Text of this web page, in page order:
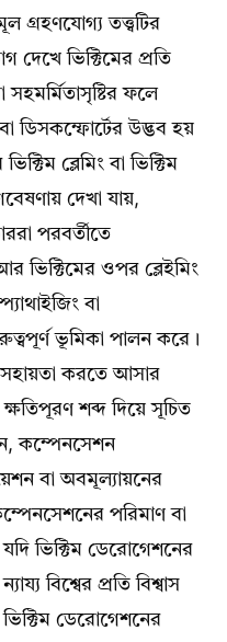
গ্রহণযোগ্য তত্ত্বটির
দেখে ভিক্টিমের প্রতি
সহমর্মিতাসৃষ্টির ফলে
ডিসকম্ফোর্টের উদ্ভব হয়
ব্লেমিং বা ভিক্টিম
দেখা যায়,
পরবর্তীতে
ভিক্টিমের ওপর ব্লেইমিং
বা
ভূমিকা পালন করে।
করতে আসার
শব্দ দিয়ে সূচিত
কম্পেনসেশন
বা অবমূল্যায়নের
পরিমাণ বা
ভিক্টিম ডেরোগেশনের
বিশ্বের প্রতি বিশ্বাস
ডেরোগেশনের